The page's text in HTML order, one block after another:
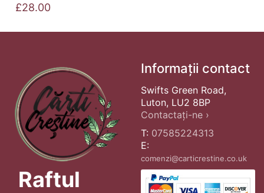
£28.00
Raftul
Informații contact
Swifts Green Road,
Luton, LU2 8BP
Contactați-ne ›
T: 07585224313
E:
comenzi@carticrestine.co.uk